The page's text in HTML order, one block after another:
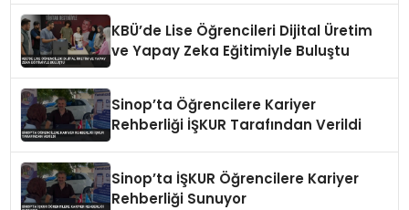
KBÜ’de Lise Öğrencileri Dijital Üretim
ve Yapay Zeka Eğitimiyle Buluştu
Sinop’ta Öğrencilere Kariyer
Rehberliği İŞKUR Tarafından Verildi
Sinop’ta İŞKUR Öğrencilere Kariyer
Rehberliği Sunuyor